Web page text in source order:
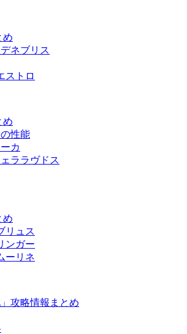
め
ネブリス
ストロ
め
性能
カ
ララヴドス
め
リュス
ンガー
ーリネ
」攻略情報まとめ